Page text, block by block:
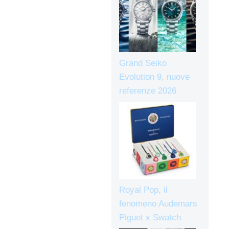
Grand Seiko
Evolution 9, nuove
referenze 2026
Royal Pop, il
fenomeno Audemars
Piguet x Swatch